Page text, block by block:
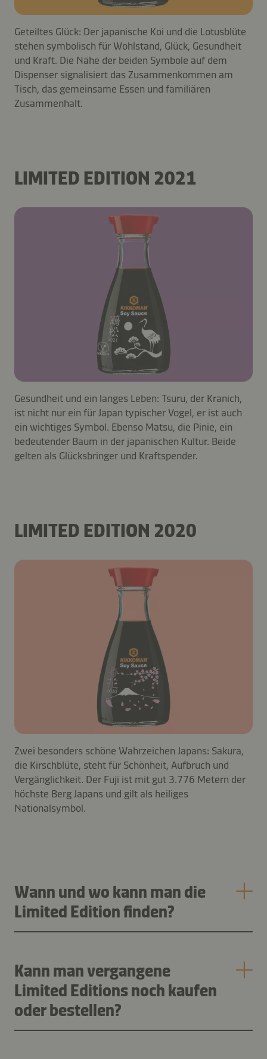
Geteiltes Glück: Der japanische Koi und die Lotusblüte
stehen symbolisch für Wohlstand, Glück, Gesundheit
und Kraft. Die Nähe der beiden Symbole auf dem
Dispenser signalisiert das Zusammenkommen am
Tisch, das gemeinsame Essen und familiären
Zusammenhalt.
LIMITED EDITION 2021
Gesundheit und ein langes Leben: Tsuru, der Kranich,
ist nicht nur ein für Japan typischer Vogel, er ist auch
ein wichtiges Symbol. Ebenso Matsu, die Pinie, ein
bedeutender Baum in der japanischen Kultur. Beide
gelten als Glücksbringer und Kraftspender.
LIMITED EDITION 2020
Zwei besonders schöne Wahrzeichen Japans: Sakura,
die Kirschblüte, steht für Schönheit, Aufbruch und
Vergänglichkeit. Der Fuji ist mit gut 3.776 Metern der
höchste Berg Japans und gilt als heiliges
Nationalsymbol.
Wann und wo kann man die
Limited Edition finden?
Kann man vergangene
Limited Editions noch kaufen
oder bestellen?